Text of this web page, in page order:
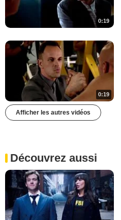
0:19
0:19
Afficher les autres vidéos
Découvrez aussi